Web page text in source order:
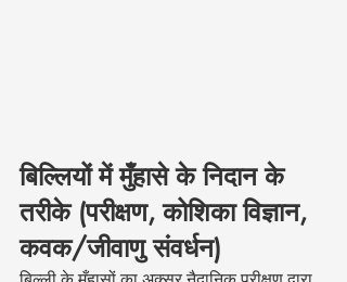
बिल्लियों में मुँहासे के निदान के
तरीके (परीक्षण, कोशिका विज्ञान,
कवक/जीवाणु संवर्धन)